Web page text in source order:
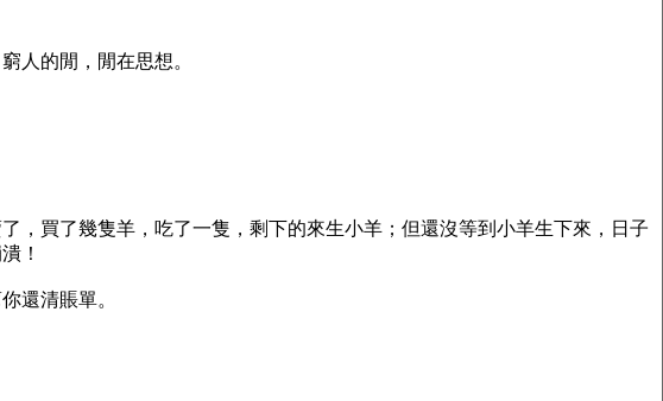
人的閒，閒在思想。
，買了幾隻羊，吃了一隻，剩下的來生小羊；但還沒等到小羊生下來，日子
！
還清賬單。